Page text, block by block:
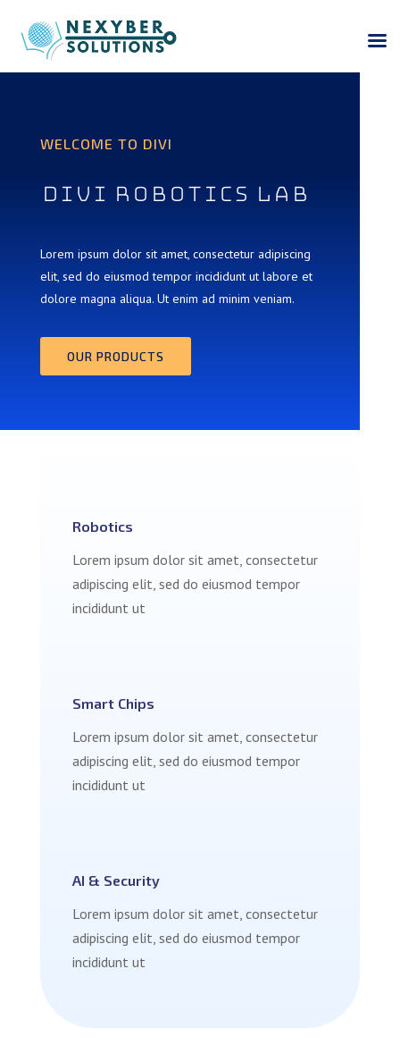
WELCOME TO DIVI
Divi Robotics Lab
Lorem ipsum dolor sit amet, consectetur adipiscing
elit, sed do eiusmod tempor incididunt ut labore et
dolore magna aliqua. Ut enim ad minim veniam.
OUR PRODUCTS
Robotics
Lorem ipsum dolor sit amet, consectetur
adipiscing elit, sed do eiusmod tempor
incididunt ut
Smart Chips
Lorem ipsum dolor sit amet, consectetur
adipiscing elit, sed do eiusmod tempor
incididunt ut
AI & Security
Lorem ipsum dolor sit amet, consectetur
adipiscing elit, sed do eiusmod tempor
incididunt ut